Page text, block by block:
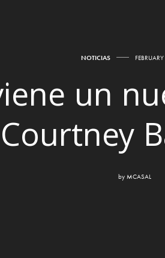
NOTICIAS
un
Courtney
by MCASAL